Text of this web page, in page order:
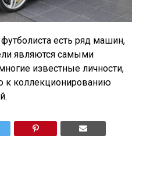
есть ряд машин,
являются самыми
известные личности,
к коллекционированию